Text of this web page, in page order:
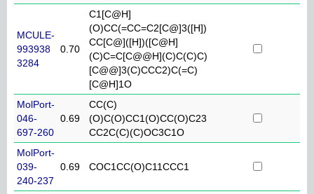
MCULE-
993938
3284
0.70
C1[C@H]
(O)CC(=CC=C2[C@]3([H])
CC[C@]([H])([C@H]
(C)C=C[C@@H](C)C(C)C)
[C@@]3(C)CCC2)C(=C)
[C@H]1O
MolPort-
046-
697-260
0.69
CC(C)
(O)C(O)CC1(O)CC(O)C23
CC2C(C)(C)OC3C1O
MolPort-
039-
240-237
0.69 COC1CC(O)C11CCC1